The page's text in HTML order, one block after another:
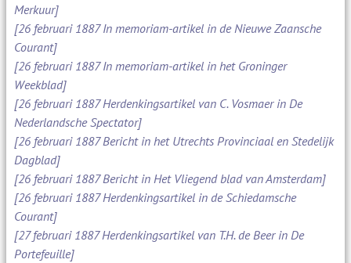
Merkuur]
[26 februari 1887 In memoriam-artikel in de Nieuwe Zaansche
Courant]
[26 februari 1887 In memoriam-artikel in het Groninger
Weekblad]
[26 februari 1887 Herdenkingsartikel van C. Vosmaer in De
Nederlandsche Spectator]
[26 februari 1887 Bericht in het Utrechts Provinciaal en Stedelijk
Dagblad]
[26 februari 1887 Bericht in Het Vliegend blad van Amsterdam]
[26 februari 1887 Herdenkingsartikel in de Schiedamsche
Courant]
[27 februari 1887 Herdenkingsartikel van T.H. de Beer in De
Portefeuille]